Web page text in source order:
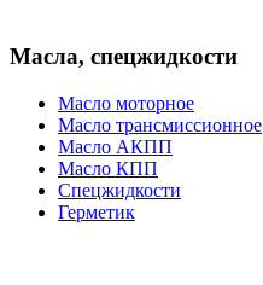
Масла, спецжидкости
Масло моторное
Масло трансмиссионное
Масло АКПП
Масло КПП
Спецжидкости
Герметик